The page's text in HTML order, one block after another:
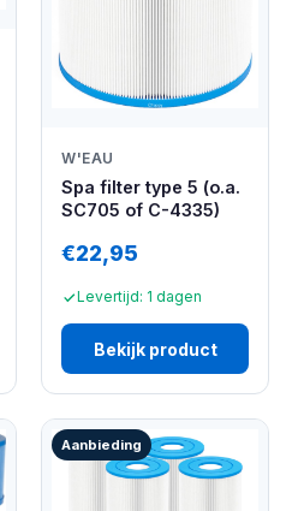
W'EAU
Spa filter type 5 (o.a.
SC705 of C-4335)
€22,95
Levertijd: 1 dagen
Bekijk product
Aanbieding